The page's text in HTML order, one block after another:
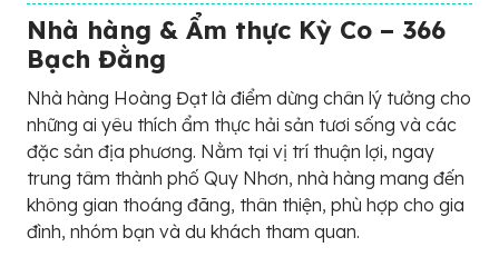
Nhà hàng & Ẩm thực Kỳ Co – 366
Bạch Đằng
Nhà hàng Hoàng Đạt là điểm dừng chân lý tưởng cho
những ai yêu thích ẩm thực hải sản tươi sống và các
đặc sản địa phương. Nằm tại vị trí thuận lợi, ngay
trung tâm thành phố Quy Nhơn, nhà hàng mang đến
không gian thoáng đãng, thân thiện, phù hợp cho gia
đình, nhóm bạn và du khách tham quan.